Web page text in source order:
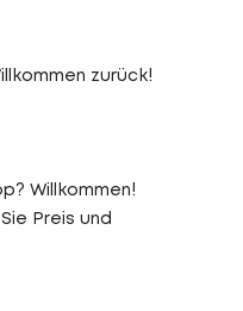
zurück!
Willkommen!
Preis und